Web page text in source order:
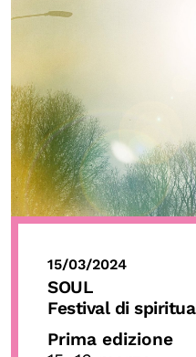
15/03/2024
SOUL
Festival di
Prima edizione